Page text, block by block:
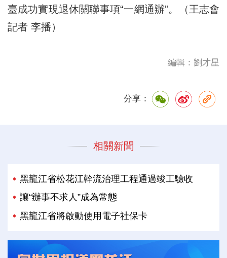
臺成功實現退休關聯事項“一網通辦”。（王志會
記者 李播）
編輯：劉才星
分享：
相關新聞
黑龍江省松花江幹流治理工程通過竣工驗收
讓“辦事不求人”成為常態
黑龍江省將啟動使用電子社保卡